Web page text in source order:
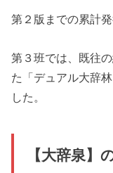
第２版までの累計
第３班では、既往
た「デュアル大辞
した。
【大辞泉】